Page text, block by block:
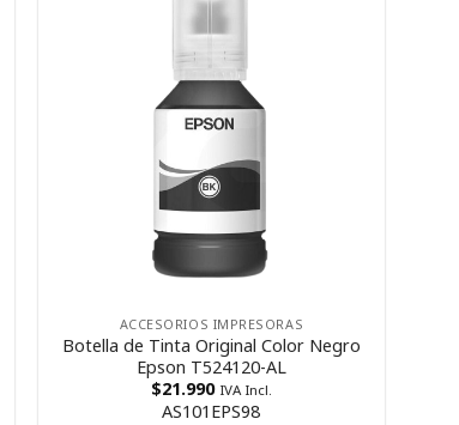
ACCESORIOS IMPRESORAS
Botella de Tinta Original Color Negro
Epson T524120-AL
$21.990 IVA Incl.
AS101EPS98